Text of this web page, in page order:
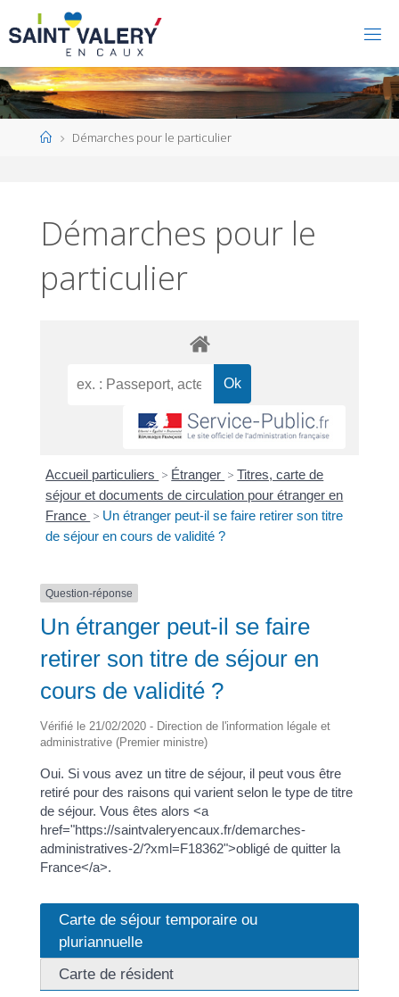
HomeDémarches pour le particulier
Démarches pour le
particulier
Accueil particuliers > Étranger > Titres, carte de
séjour et documents de circulation pour étranger en
France > Un étranger peut-il se faire retirer son titre
de séjour en cours de validité ?
Question-réponse
Un étranger peut-il se faire
retirer son titre de séjour en
cours de validité ?
Vérifié le 21/02/2020 - Direction de l'information légale et
administrative (Premier ministre)
Oui. Si vous avez un titre de séjour, il peut vous être
retiré pour des raisons qui varient selon le type de titre
de séjour. Vous êtes alors <a
href="https://saintvaleryencaux.fr/demarches-
administratives-2/?xml=F18362">obligé de quitter la
France</a>.
Carte de séjour temporaire ou
pluriannuelle
Carte de résident